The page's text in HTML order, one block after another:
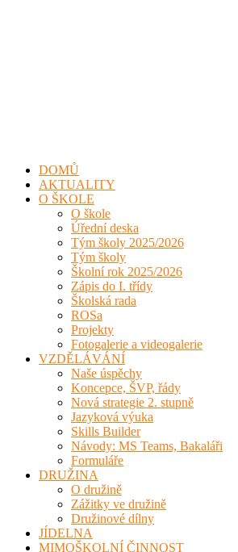
DOMŮ
AKTUALITY
O ŠKOLE
O škole
Úřední deska
Tým školy 2025/2026
Tým školy
Školní rok 2025/2026
Zápis do I. třídy
Školská rada
ROSa
Projekty
Fotogalerie a videogalerie
VZDĚLÁVÁNÍ
Naše úspěchy
Koncepce, ŠVP, řády
Nová strategie 2. stupně
Jazyková výuka
Skills Builder
Návody: MS Teams, Bakaláři
Formuláře
DRUŽINA
O družině
Zážitky ve družině
Družinové dílny
JÍDELNA
MIMOŠKOLNÍ ČINNOST